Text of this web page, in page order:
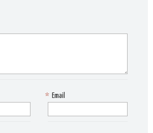
Email
*